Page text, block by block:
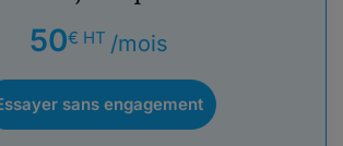
50€ HT /mois
sans engagement